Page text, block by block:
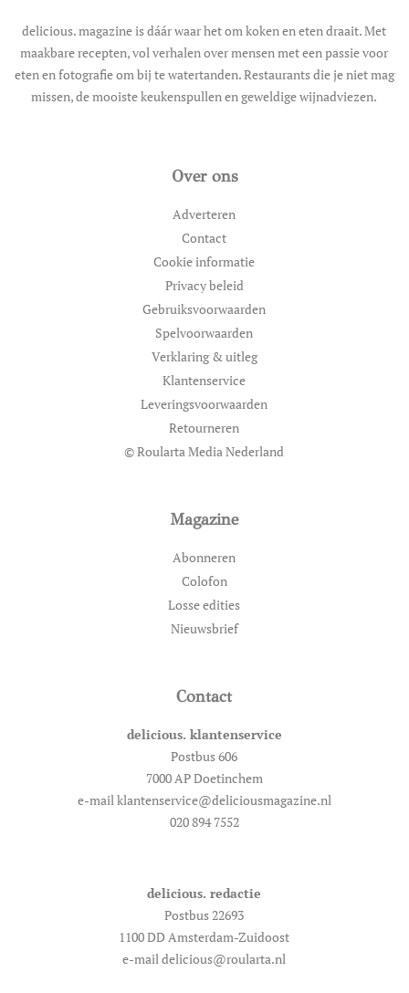
delicious. magazine is dáár waar het om koken en eten draait. Met
maakbare recepten, vol verhalen over mensen met een passie voor
eten en fotografie om bij te watertanden. Restaurants die je niet mag
missen, de mooiste keukenspullen en geweldige wijnadviezen.
Over ons
Adverteren
Contact
Cookie informatie
Privacy beleid
Gebruiksvoorwaarden
Spelvoorwaarden
Verklaring & uitleg
Klantenservice
Leveringsvoorwaarden
Retourneren
© Roularta Media Nederland
Magazine
Abonneren
Colofon
Losse edities
Nieuwsbrief
Contact
delicious. klantenservice
Postbus 606
7000 AP Doetinchem
e-mail klantenservice@deliciousmagazine.nl
020 894 7552
delicious. redactie
Postbus 22693
1100 DD Amsterdam-Zuidoost
e-mail delicious@roularta.nl